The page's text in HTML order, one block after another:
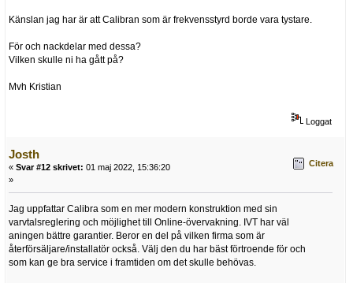
Känslan jag har är att Calibran som är frekvensstyrd borde vara tystare.
För och nackdelar med dessa?
Vilken skulle ni ha gått på?
Mvh Kristian
Loggat
Josth
« Svar #12 skrivet: 01 maj 2022, 15:36:20
»
Citera
Jag uppfattar Calibra som en mer modern konstruktion med sin
varvtalsreglering och möjlighet till Online-övervakning. IVT har väl
aningen bättre garantier. Beror en del på vilken firma som är
återförsäljare/installatör också. Välj den du har bäst förtroende för och
som kan ge bra service i framtiden om det skulle behövas.